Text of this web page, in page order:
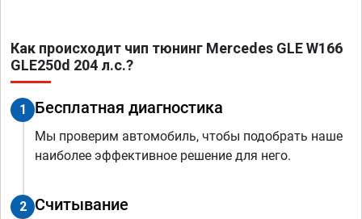
Как происходит чип тюнинг Mercedes GLE W166
GLE250d 204 л.с.?
1 Бесплатная диагностика
Мы проверим автомобиль, чтобы подобрать наше
наиболее эффективное решение для него.
2 Считывание